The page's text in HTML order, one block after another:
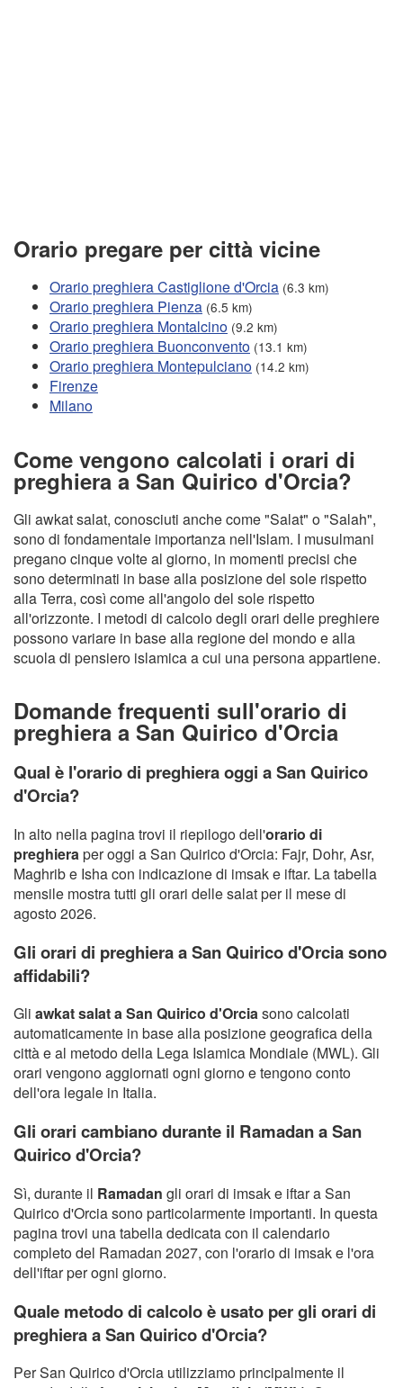
Orario pregare per città vicine
Orario preghiera Castiglione d'Orcia (6.3 km)
Orario preghiera Pienza (6.5 km)
Orario preghiera Montalcino (9.2 km)
Orario preghiera Buonconvento (13.1 km)
Orario preghiera Montepulciano (14.2 km)
Firenze
Milano
Come vengono calcolati i orari di
preghiera a San Quirico d'Orcia?
Gli awkat salat, conosciuti anche come "Salat" o "Salah",
sono di fondamentale importanza nell'Islam. I musulmani
pregano cinque volte al giorno, in momenti precisi che
sono determinati in base alla posizione del sole rispetto
alla Terra, così come all'angolo del sole rispetto
all'orizzonte. I metodi di calcolo degli orari delle preghiere
possono variare in base alla regione del mondo e alla
scuola di pensiero islamica a cui una persona appartiene.
Domande frequenti sull'orario di
preghiera a San Quirico d'Orcia
Qual è l'orario di preghiera oggi a San Quirico
d'Orcia?
In alto nella pagina trovi il riepilogo dell'orario di
preghieraper oggi a San Quirico d'Orcia: Fajr, Dohr, Asr,
Maghrib e Isha con indicazione di imsak e iftar. La tabella
mensile mostra tutti gli orari delle salat per il mese di
agosto 2026.
Gli orari di preghiera a San Quirico d'Orcia sono
affidabili?
Gli awkat salat a San Quirico d'Orciasono calcolati
automaticamente in base alla posizione geografica della
città e al metodo della Lega Islamica Mondiale (MWL). Gli
orari vengono aggiornati ogni giorno e tengono conto
dell'ora legale in Italia.
Gli orari cambiano durante il Ramadan a San
Quirico d'Orcia?
Sì, durante il Ramadan gli orari di imsak e iftar a San
Quirico d'Orcia sono particolarmente importanti. In questa
pagina trovi una tabella dedicata con il calendario
completo del Ramadan 2027, con l'orario di imsak e l'ora
dell'iftar per ogni giorno.
Quale metodo di calcolo è usato per gli orari di
preghiera a San Quirico d'Orcia?
Per San Quirico d'Orcia utilizziamo principalmente il